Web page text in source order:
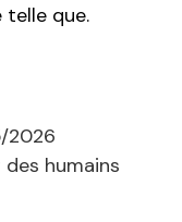
telle que.
2026
humains